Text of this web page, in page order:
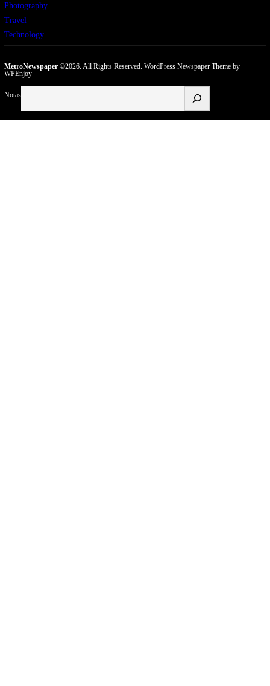
Photography
Travel
Technology
MetroNewspaper©2026. All Rights Reserved. WordPress Newspaper Themeby
WPEnjoy
Notas